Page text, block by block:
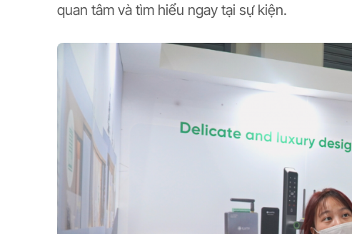
quan tâm và tìm hiểu ngay tại sự kiện.